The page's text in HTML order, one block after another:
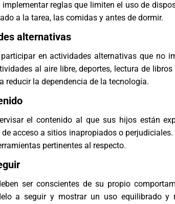
reglas que limiten el uso de
a la tarea, las comidas y antes de dormir.
alternativas
en actividades alternativas que no
al aire libre, deportes, lectura de
reducir la dependencia de la tecnología.
el contenido al que sus hijos están
acceso a sitios inapropiados o
pertinentes al respecto.
ser conscientes de su propio
a seguir y mostrar un uso equilibrado y